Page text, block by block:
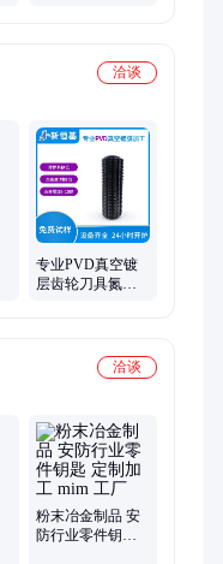
洽谈
专业PVD真空镀
层齿轮刀具氮化
洽谈
粉末冶金制品 安
防行业零件钥匙